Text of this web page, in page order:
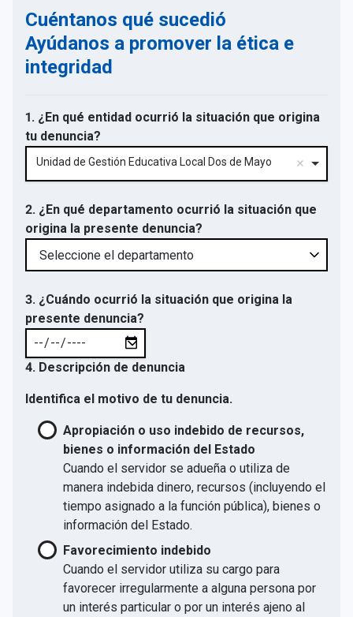
Cuéntanos qué sucedió
Ayúdanos a promover la ética e
integridad
1. ¿En qué entidad ocurrió la situación que origina
tu denuncia?
Unidad de Gestión Educativa Local Dos de Mayo
2. ¿En qué departamento ocurrió la situación que
origina la presente denuncia?
3. ¿Cuándo ocurrió la situación que origina la
presente denuncia?
4. Descripción de denuncia
Identifica el motivo de tu denuncia.
Apropiación o uso indebido de recursos,
bienes o información del Estado
Cuando el servidor se adueña o utiliza de
manera indebida dinero, recursos (incluyendo el
tiempo asignado a la función pública), bienes o
información del Estado.
Favorecimiento indebido
Cuando el servidor utiliza su cargo para
favorecer irregularmente a alguna persona por
un interés particular o por un interés ajeno al